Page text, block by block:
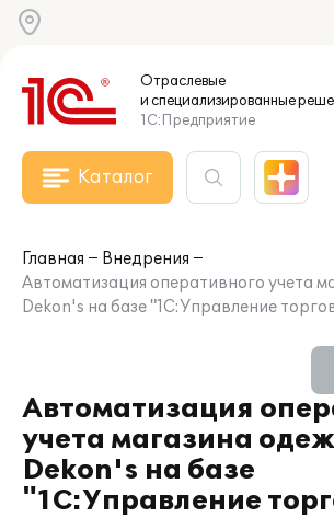
Отраслевые
и специализированные
1С:Предприятие
Каталог
Главная
Внедрения
Автоматизация оперативного учета
Dekon's на базе "1С:Управление
Автоматизация
учета магазина
Dekon's на базе
"1С:Управление